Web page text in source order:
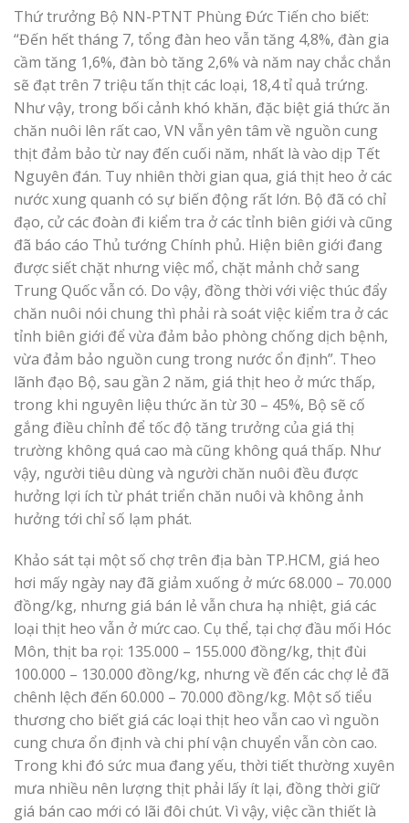
Thứ trưởng Bộ NN-PTNT Phùng Đức Tiến cho biết:
“Đến hết tháng 7, tổng đàn heo vẫn tăng 4,8%, đàn gia
cầm tăng 1,6%, đàn bò tăng 2,6% và năm nay chắc chắn
sẽ đạt trên 7 triệu tấn thịt các loại, 18,4 tỉ quả trứng.
Như vậy, trong bối cảnh khó khăn, đặc biệt giá thức ăn
chăn nuôi lên rất cao, VN vẫn yên tâm về nguồn cung
thịt đảm bảo từ nay đến cuối năm, nhất là vào dịp Tết
Nguyên đán. Tuy nhiên thời gian qua, giá thịt heo ở các
nước xung quanh có sự biến động rất lớn. Bộ đã có chỉ
đạo, cử các đoàn đi kiểm tra ở các tỉnh biên giới và cũng
đã báo cáo Thủ tướng Chính phủ. Hiện biên giới đang
được siết chặt nhưng việc mổ, chặt mảnh chở sang
Trung Quốc vẫn có. Do vậy, đồng thời với việc thúc đẩy
chăn nuôi nói chung thì phải rà soát việc kiểm tra ở các
tỉnh biên giới để vừa đảm bảo phòng chống dịch bệnh,
vừa đảm bảo nguồn cung trong nước ổn định”. Theo
lãnh đạo Bộ, sau gần 2 năm, giá thịt heo ở mức thấp,
trong khi nguyên liệu thức ăn từ 30 – 45%, Bộ sẽ cố
gắng điều chỉnh để tốc độ tăng trưởng của giá thị
trường không quá cao mà cũng không quá thấp. Như
vậy, người tiêu dùng và người chăn nuôi đều được
hưởng lợi ích từ phát triển chăn nuôi và không ảnh
hưởng tới chỉ số lạm phát.
Khảo sát tại một số chợ trên địa bàn TP.HCM, giá heo
hơi mấy ngày nay đã giảm xuống ở mức 68.000 – 70.000
đồng/kg, nhưng giá bán lẻ vẫn chưa hạ nhiệt, giá các
loại thịt heo vẫn ở mức cao. Cụ thể, tại chợ đầu mối Hóc
Môn, thịt ba rọi: 135.000 – 155.000 đồng/kg, thịt đùi
100.000 – 130.000 đồng/kg, nhưng về đến các chợ lẻ đã
chênh lệch đến 60.000 – 70.000 đồng/kg. Một số tiểu
thương cho biết giá các loại thịt heo vẫn cao vì nguồn
cung chưa ổn định và chi phí vận chuyển vẫn còn cao.
Trong khi đó sức mua đang yếu, thời tiết thường xuyên
mưa nhiều nên lượng thịt phải lấy ít lại, đồng thời giữ
giá bán cao mới có lãi đôi chút. Vì vậy, việc cần thiết là